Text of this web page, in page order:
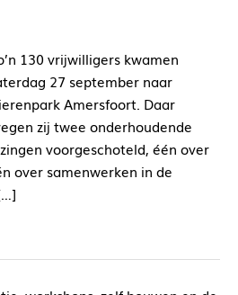
130 vrijwilligers kwamen
27 september naar
Amersfoort. Daar
zij twee onderhoudende
voorgeschoteld, één over
over samenwerken in de